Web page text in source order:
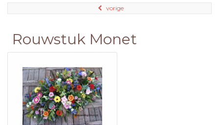
vorige
Rouwstuk Monet